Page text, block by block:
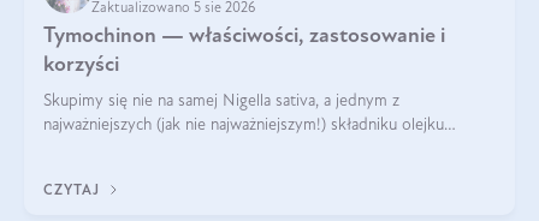
Zaktualizowano 5 sie 2026
Tymochinon — właściwości, zastosowanie i
korzyści
Skupimy się nie na samej Nigella sativa, a jednym z
najważniejszych (jak nie najważniejszym!) składniku olejku
CZYTAJ